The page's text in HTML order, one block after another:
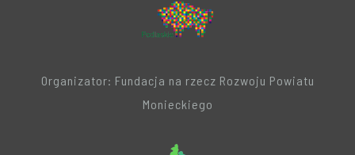
Organizator: Fundacja na rzecz Rozwoju Powiatu
Monieckiego